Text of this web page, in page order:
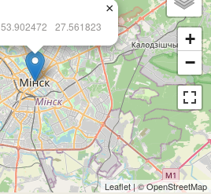
53.902472 27.561823
×
+
−
Leaflet| ©OpenStreetMap